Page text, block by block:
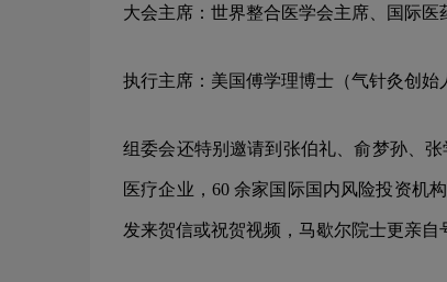
大会主席：世界整合医学会主席、国际医
执行主席：美国傅学理博士（气针灸创始
组委会还特别邀请到张伯礼、俞梦孙、
医疗企业，60 余家国际国内风险投资机
发来贺信或祝贺视频，马歇尔院士更亲自